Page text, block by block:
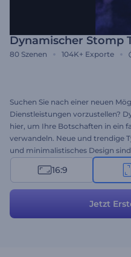
Dynamischer Stomp
80 Szenen 104K+ Exporte
Suchen Sie nach einer neuen
Dienstleistungen vorzustellen?
hier, um Ihre Botschaften in ein
verwandeln. Neue und trendige
und minimalistisches Design
Ihre Markenprojekte erfolgreich
ein, laden Sie Ihre
Präsentationseröffnungen,
16:9
Jetzt